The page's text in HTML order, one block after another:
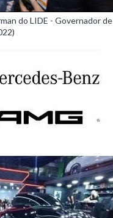
do LIDE - Governador de